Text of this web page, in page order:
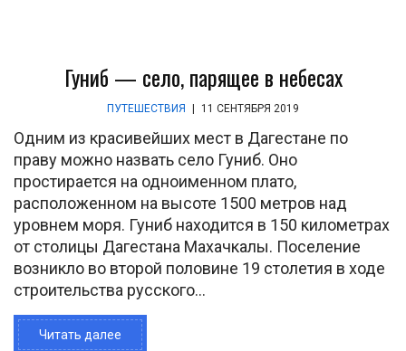
Гуниб — село, парящее в небесах
ПУТЕШЕСТВИЯ | 11 СЕНТЯБРЯ 2019
Одним из красивейших мест в Дагестане по
праву можно назвать село Гуниб. Оно
простирается на одноименном плато,
расположенном на высоте 1500 метров над
уровнем моря. Гуниб находится в 150 километрах
от столицы Дагестана Махачкалы. Поселение
возникло во второй половине 19 столетия в ходе
строительства русского...
Читать далее